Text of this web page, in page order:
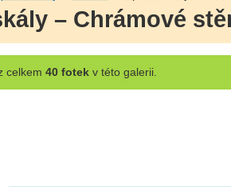
– Chrámové
celkem 40 fotekv této galerii.